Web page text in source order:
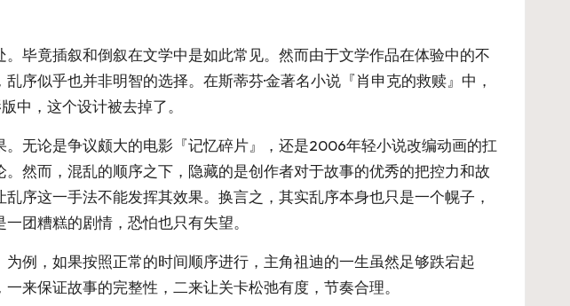
毕竟插叙和倒叙在文学中是如此常见。然而由于文学作品在体验中的不
序似乎也并非明智的选择。在斯蒂芬·金著名小说『肖申克的救赎』中，
中，这个设计被去掉了。
无论是争议颇大的电影『记忆碎片』，还是2006年轻小说改编动画的扛
然而，混乱的顺序之下，隐藏的是创作者对于故事的优秀的把控力和故
序这一手法不能发挥其效果。换言之，其实乱序本身也只是一个幌子，
团糟糕的剧情，恐怕也只有失望。
例，如果按照正常的时间顺序进行，主角祖迪的一生虽然足够跌宕起
来保证故事的完整性，二来让关卡松弛有度，节奏合理。